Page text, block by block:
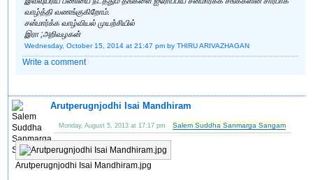
வாழ்த்தி வணங்குகிறோம்.
சன்மார்க்க வாழ்வியல் முயற்சியில்
இரா ;அறிவழகன்
Wednesday, October 15, 2014 at 21:47 pm by THIRU ARIVAZHAGAN
Write a comment
Arutperugnjodhi Isai Mandhiram
Monday, August 5, 2013 at 17:17 pm Salem Suddha Sanmarga Sangam
Arutperugnjodhi Isai Mandhiram.jpg